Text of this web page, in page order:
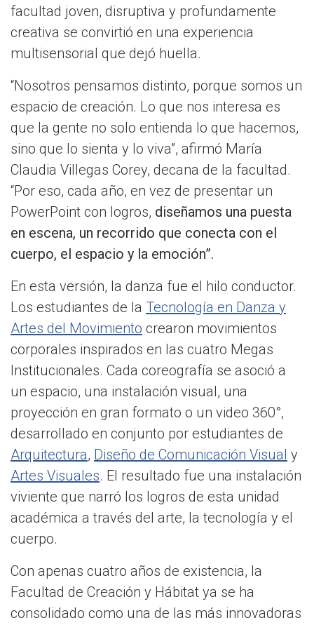
facultad joven, disruptiva y profundamente
creativa se convirtió en una experiencia
multisensorial que dejó huella.
“Nosotros pensamos distinto, porque somos un
espacio de creación. Lo que nos interesa es
que la gente no solo entienda lo que hacemos,
sino que lo sienta y lo viva”, afirmó María
Claudia Villegas Corey, decana de la facultad.
“Por eso, cada año, en vez de presentar un
PowerPoint con logros, diseñamos una puesta
en escena, un recorrido que conecta con el
cuerpo, el espacio y la emoción”.
En esta versión, la danza fue el hilo conductor.
Los estudiantes de la Tecnología en Danza y
Artes del Movimiento crearon movimientos
corporales inspirados en las cuatro Megas
Institucionales. Cada coreografía se asoció a
un espacio, una instalación visual, una
proyección en gran formato o un video 360°,
desarrollado en conjunto por estudiantes de
Arquitectura, Diseño de Comunicación Visual y
Artes Visuales. El resultado fue una instalación
viviente que narró los logros de esta unidad
académica a través del arte, la tecnología y el
cuerpo.
Con apenas cuatro años de existencia, la
Facultad de Creación y Hábitat ya se ha
consolidado como una de las más innovadoras